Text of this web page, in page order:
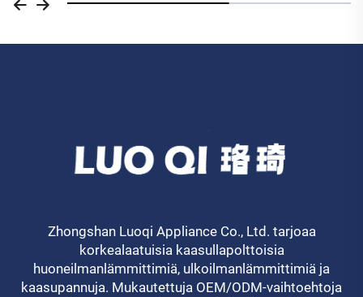
Zhongshan Luoqi Appliance Co., Ltd. tarjoaa
korkealaatuisia kaasullapolttoisia
huoneilmanlämmittimiä, ulkoilmanlämmittimiä ja
kaasupannuja. Mukautettuja OEM/ODM-vaihtoehtoja